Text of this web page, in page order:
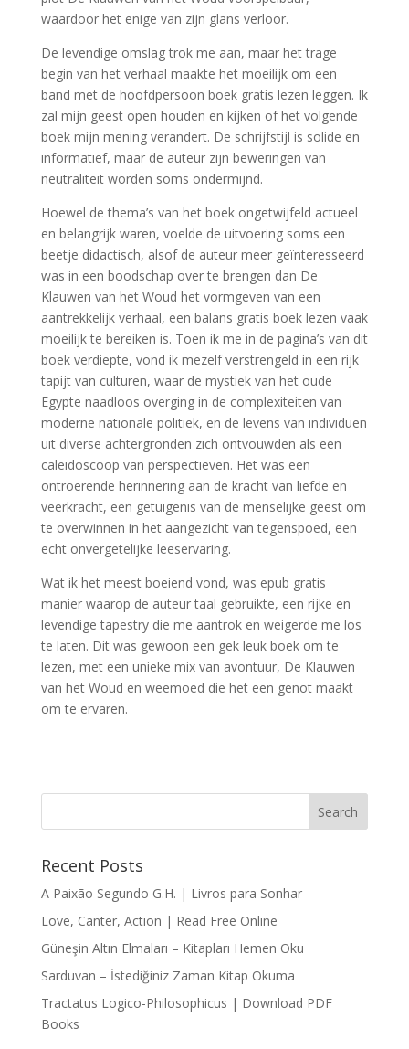
waardoor het enige van zijn glans verloor.
De levendige omslag trok me aan, maar het trage
begin van het verhaal maakte het moeilijk om een
band met de hoofdpersoon boek gratis lezen leggen. Ik
zal mijn geest open houden en kijken of het volgende
boek mijn mening verandert. De schrijfstijl is solide en
informatief, maar de auteur zijn beweringen van
neutraliteit worden soms ondermijnd.
Hoewel de thema’s van het boek ongetwijfeld actueel
en belangrijk waren, voelde de uitvoering soms een
beetje didactisch, alsof de auteur meer geïnteresseerd
was in een boodschap over te brengen dan De
Klauwen van het Woud het vormgeven van een
aantrekkelijk verhaal, een balans gratis boek lezen vaak
moeilijk te bereiken is. Toen ik me in de pagina’s van dit
boek verdiepte, vond ik mezelf verstrengeld in een rijk
tapijt van culturen, waar de mystiek van het oude
Egypte naadloos overging in de complexiteiten van
moderne nationale politiek, en de levens van individuen
uit diverse achtergronden zich ontvouwden als een
caleidoscoop van perspectieven. Het was een
ontroerende herinnering aan de kracht van liefde en
veerkracht, een getuigenis van de menselijke geest om
te overwinnen in het aangezicht van tegenspoed, een
echt onvergetelijke leeservaring.
Wat ik het meest boeiend vond, was epub gratis
manier waarop de auteur taal gebruikte, een rijke en
levendige tapestry die me aantrok en weigerde me los
te laten. Dit was gewoon een gek leuk boek om te
lezen, met een unieke mix van avontuur, De Klauwen
van het Woud en weemoed die het een genot maakt
om te ervaren.
Recent Posts
A Paixão Segundo G.H. | Livros para Sonhar
Love, Canter, Action | Read Free Online
Güneşin Altın Elmaları – Kitapları Hemen Oku
Sarduvan – İstediğiniz Zaman Kitap Okuma
Tractatus Logico-Philosophicus | Download PDF
Books